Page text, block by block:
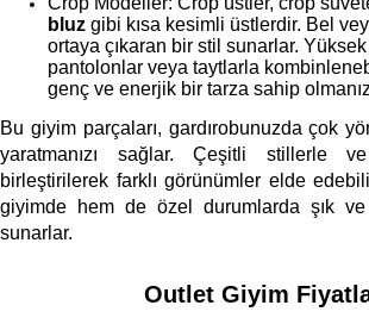
bluz gibi kısa kesimli üstlerdir. Bel
ortaya çıkaran bir stil sunarlar.
pantolonlar veya taytlarla
genç ve enerjik bir tarza sahip
Bu giyim parçaları, gardırobunuzda çok
yaratmanızı sağlar. Çeşitli stillerle
birleştirilerek farklı görünümler elde
giyimde hem de özel durumlarda şık
sunarlar.
Outlet Giyim